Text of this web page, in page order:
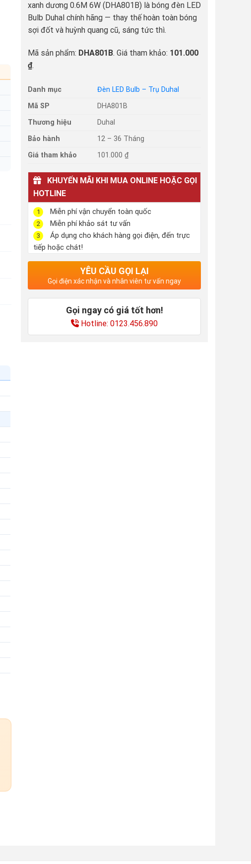
xanh dương 0.6M 6W (DHA801B) là bóng đèn LED
Bulb Duhal chính hãng — thay thế hoàn toàn bóng
sợi đốt và huỳnh quang cũ, sáng tức thì.
Mã sản phẩm: DHA801B. Giá tham khảo: 101.000
₫.
Danh mục
Đèn LED Bulb – Trụ Duhal
Mã SP
DHA801B
Thương hiệu
Duhal
Bảo hành
12 – 36 Tháng
Giá tham khảo
101.000 ₫
KHUYẾN MÃI KHI MUA ONLINE HOẶC GỌI
HOTLINE
1 Miễn phí vận chuyển toàn quốc
2 Miễn phí khảo sát tư vấn
3
Áp dụng cho khách hàng gọi điện, đến trực
tiếp hoặc chát!
YÊU CẦU GỌI LẠI
Gọi điện xác nhận và nhân viên tư vấn ngay
Gọi ngay có giá tốt hơn!
Hotline: 0123.456.890